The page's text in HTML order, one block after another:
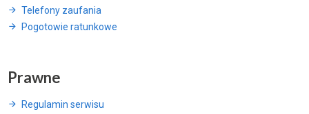
Telefony zaufania
Pogotowie ratunkowe
Prawne
Regulamin serwisu